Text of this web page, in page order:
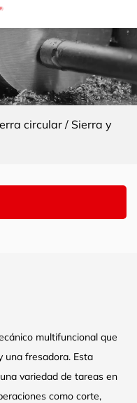
circular / Sierra y
multifuncional que
una fresadora. Esta
variedad de tareas en
como corte,